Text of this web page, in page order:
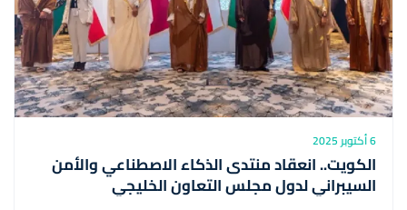
6 أكتوبر 2025
الكويت.. انعقاد منتدى الذكاء الاصطناعي والأمن
السيبراني لدول مجلس التعاون الخليجي